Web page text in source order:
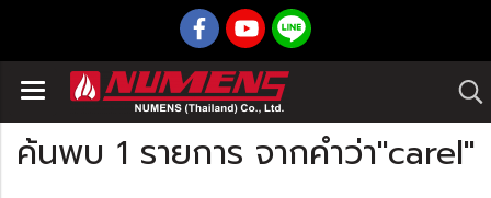
ค้นพบ 1 รายการ จากคำว่า"carel"